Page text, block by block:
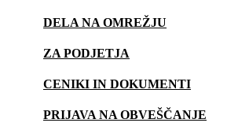
DELA NA OMREŽJU
ZA PODJETJA
CENIKI IN DOKUMENTI
PRIJAVA NA OBVEŠČANJE